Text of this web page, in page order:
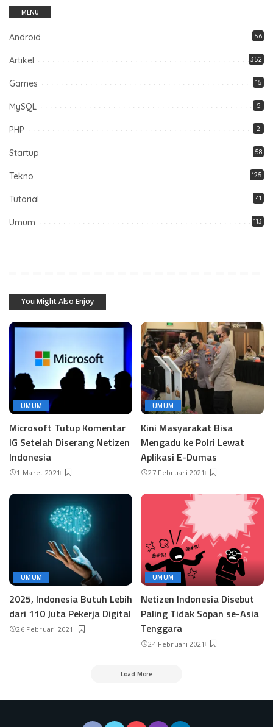
MENU
Android 56
Artikel 352
Games 15
MySQL 5
PHP 2
Startup 58
Tekno 125
Tutorial 41
Umum 113
You Might Also Enjoy
UMUM
Microsoft Tutup Komentar
IG Setelah Diserang Netizen
Indonesia
1 Maret 2021
UMUM
Kini Masyarakat Bisa
Mengadu ke Polri Lewat
Aplikasi E-Dumas
27 Februari 2021
UMUM
2025, Indonesia Butuh Lebih
dari 110 Juta Pekerja Digital
26 Februari 2021
UMUM
Netizen Indonesia Disebut
Paling Tidak Sopan se-Asia
Tenggara
24 Februari 2021
Load More